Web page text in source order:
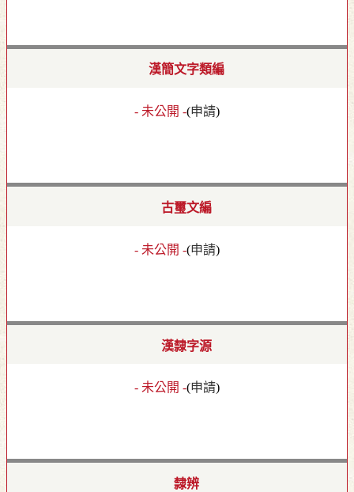
漢簡文字類編
- 未公開 -(申請)
古璽文編
- 未公開 -(申請)
漢隸字源
- 未公開 -(申請)
隸辨